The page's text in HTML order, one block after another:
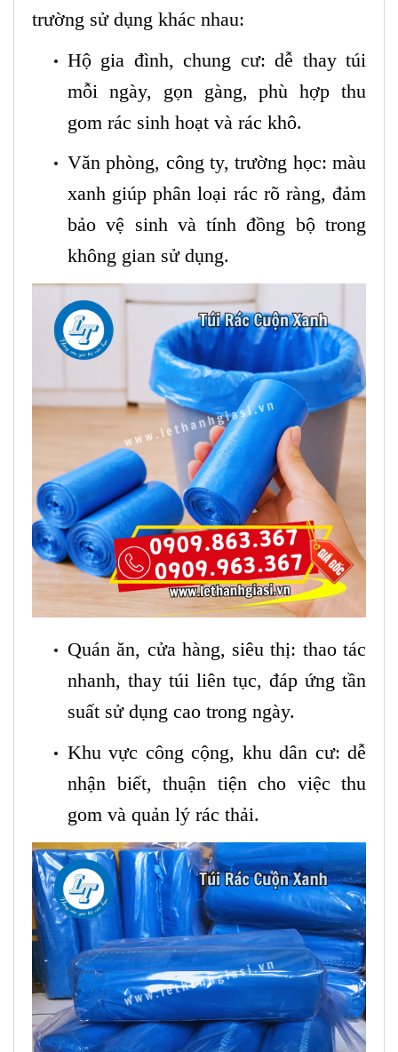
trường sử dụng khác nhau:
Hộ gia đình, chung cư: dễ thay túi
mỗi ngày, gọn gàng, phù hợp thu
gom rác sinh hoạt và rác khô.
Văn phòng, công ty, trường học: màu
xanh giúp phân loại rác rõ ràng, đảm
bảo vệ sinh và tính đồng bộ trong
không gian sử dụng.
Quán ăn, cửa hàng, siêu thị: thao tác
nhanh, thay túi liên tục, đáp ứng tần
suất sử dụng cao trong ngày.
Khu vực công cộng, khu dân cư: dễ
nhận biết, thuận tiện cho việc thu
gom và quản lý rác thải.